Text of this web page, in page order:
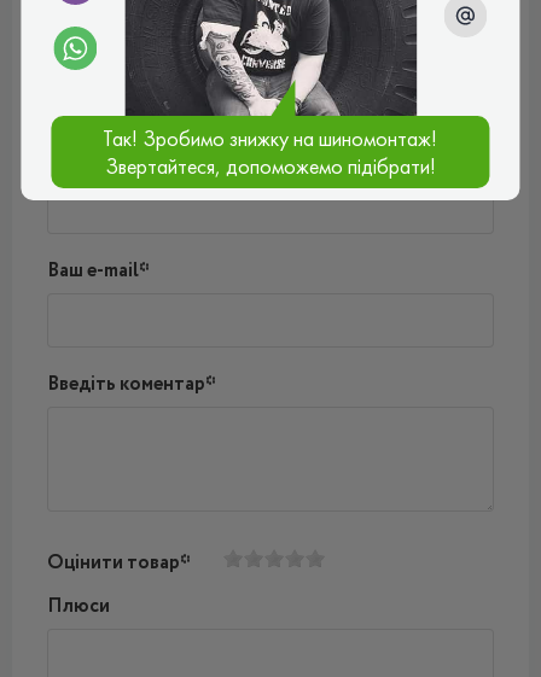
Відгуки (0)
Поки немає коментарів
Написати коментар
Ваш e-mail*
Введіть коментар*
Оцінити товар*
Плюси
Так! Зробимо знижку на шиномонтаж!
Звертайтеся, допоможемо підібрати!